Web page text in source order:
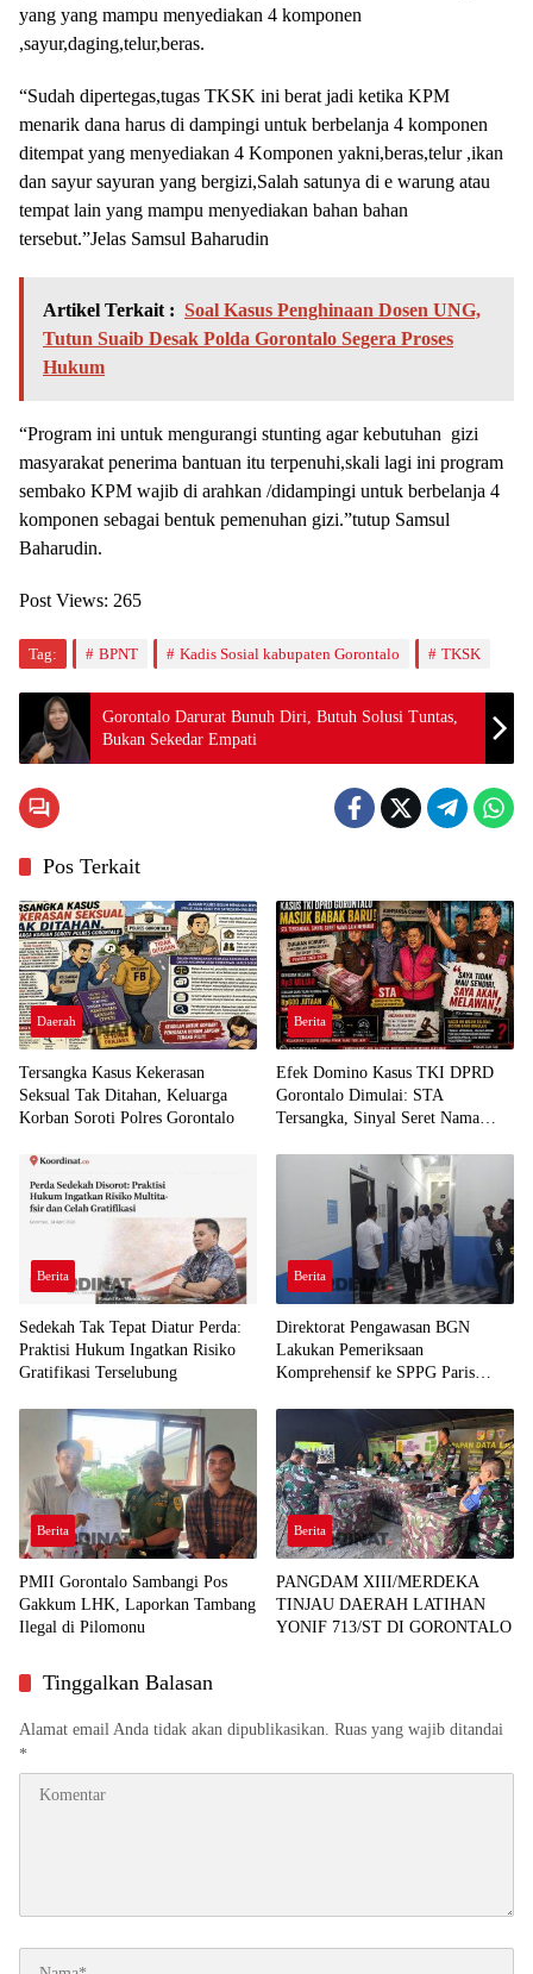
yang yang mampu menyediakan 4 komponen
,sayur,daging,telur,beras.
“Sudah dipertegas,tugas TKSK ini berat jadi ketika KPM
menarik dana harus di dampingi untuk berbelanja 4 komponen
ditempat yang menyediakan 4 Komponen yakni,beras,telur ,ikan
dan sayur sayuran yang bergizi,Salah satunya di e warung atau
tempat lain yang mampu menyediakan bahan bahan
tersebut.”Jelas Samsul Baharudin
Artikel Terkait : Soal Kasus Penghinaan Dosen UNG,
Tutun Suaib Desak Polda Gorontalo Segera Proses
Hukum
“Program ini untuk mengurangi stunting agar kebutuhan gizi
masyarakat penerima bantuan itu terpenuhi,skali lagi ini program
sembako KPM wajib di arahkan /didampingi untuk berbelanja 4
komponen sebagai bentuk pemenuhan gizi.”tutup Samsul
Baharudin.
Post Views: 265
Tag: BPNT Kadis Sosial kabupaten Gorontalo TKSK
Gorontalo Darurat Bunuh Diri, Butuh Solusi Tuntas,
Bukan Sekedar Empati
Pos Terkait
Daerah
Tersangka Kasus Kekerasan
Seksual Tak Ditahan, Keluarga
Korban Soroti Polres Gorontalo
Berita
Efek Domino Kasus TKI DPRD
Gorontalo Dimulai: STA
Tersangka, Sinyal Seret Nama
Berita
Sedekah Tak Tepat Diatur Perda:
Praktisi Hukum Ingatkan Risiko
Gratifikasi Terselubung
Berita
Direktorat Pengawasan BGN
Lakukan Pemeriksaan
Komprehensif ke SPPG Paris
Berita
PMII Gorontalo Sambangi Pos
Gakkum LHK, Laporkan Tambang
Ilegal di Pilomonu
Berita
PANGDAM XIII/MERDEKA
TINJAU DAERAH LATIHAN
YONIF 713/ST DI GORONTALO
Tinggalkan Balasan
Alamat email Anda tidak akan dipublikasikan. Ruas yang wajib ditandai
*